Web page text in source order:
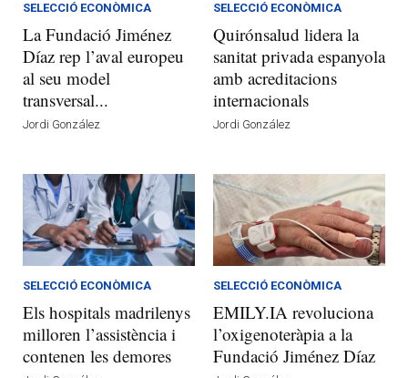
SELECCIÓ ECONÒMICA
La Fundació Jiménez
Díaz rep l’aval europeu
al seu model
transversal...
Jordi González
SELECCIÓ ECONÒMICA
Quirónsalud lidera la
sanitat privada espanyola
amb acreditacions
internacionals
Jordi González
SELECCIÓ ECONÒMICA
Els hospitals madrilenys
milloren l’assistència i
contenen les demores
SELECCIÓ ECONÒMICA
EMILY.IA revoluciona
l’oxigenoteràpia a la
Fundació Jiménez Díaz